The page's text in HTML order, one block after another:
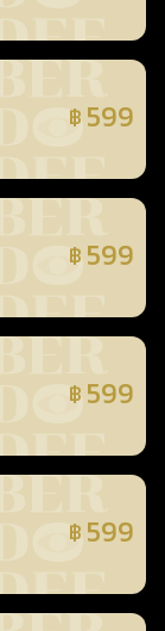
฿ 599
฿ 599
฿ 599
฿ 599